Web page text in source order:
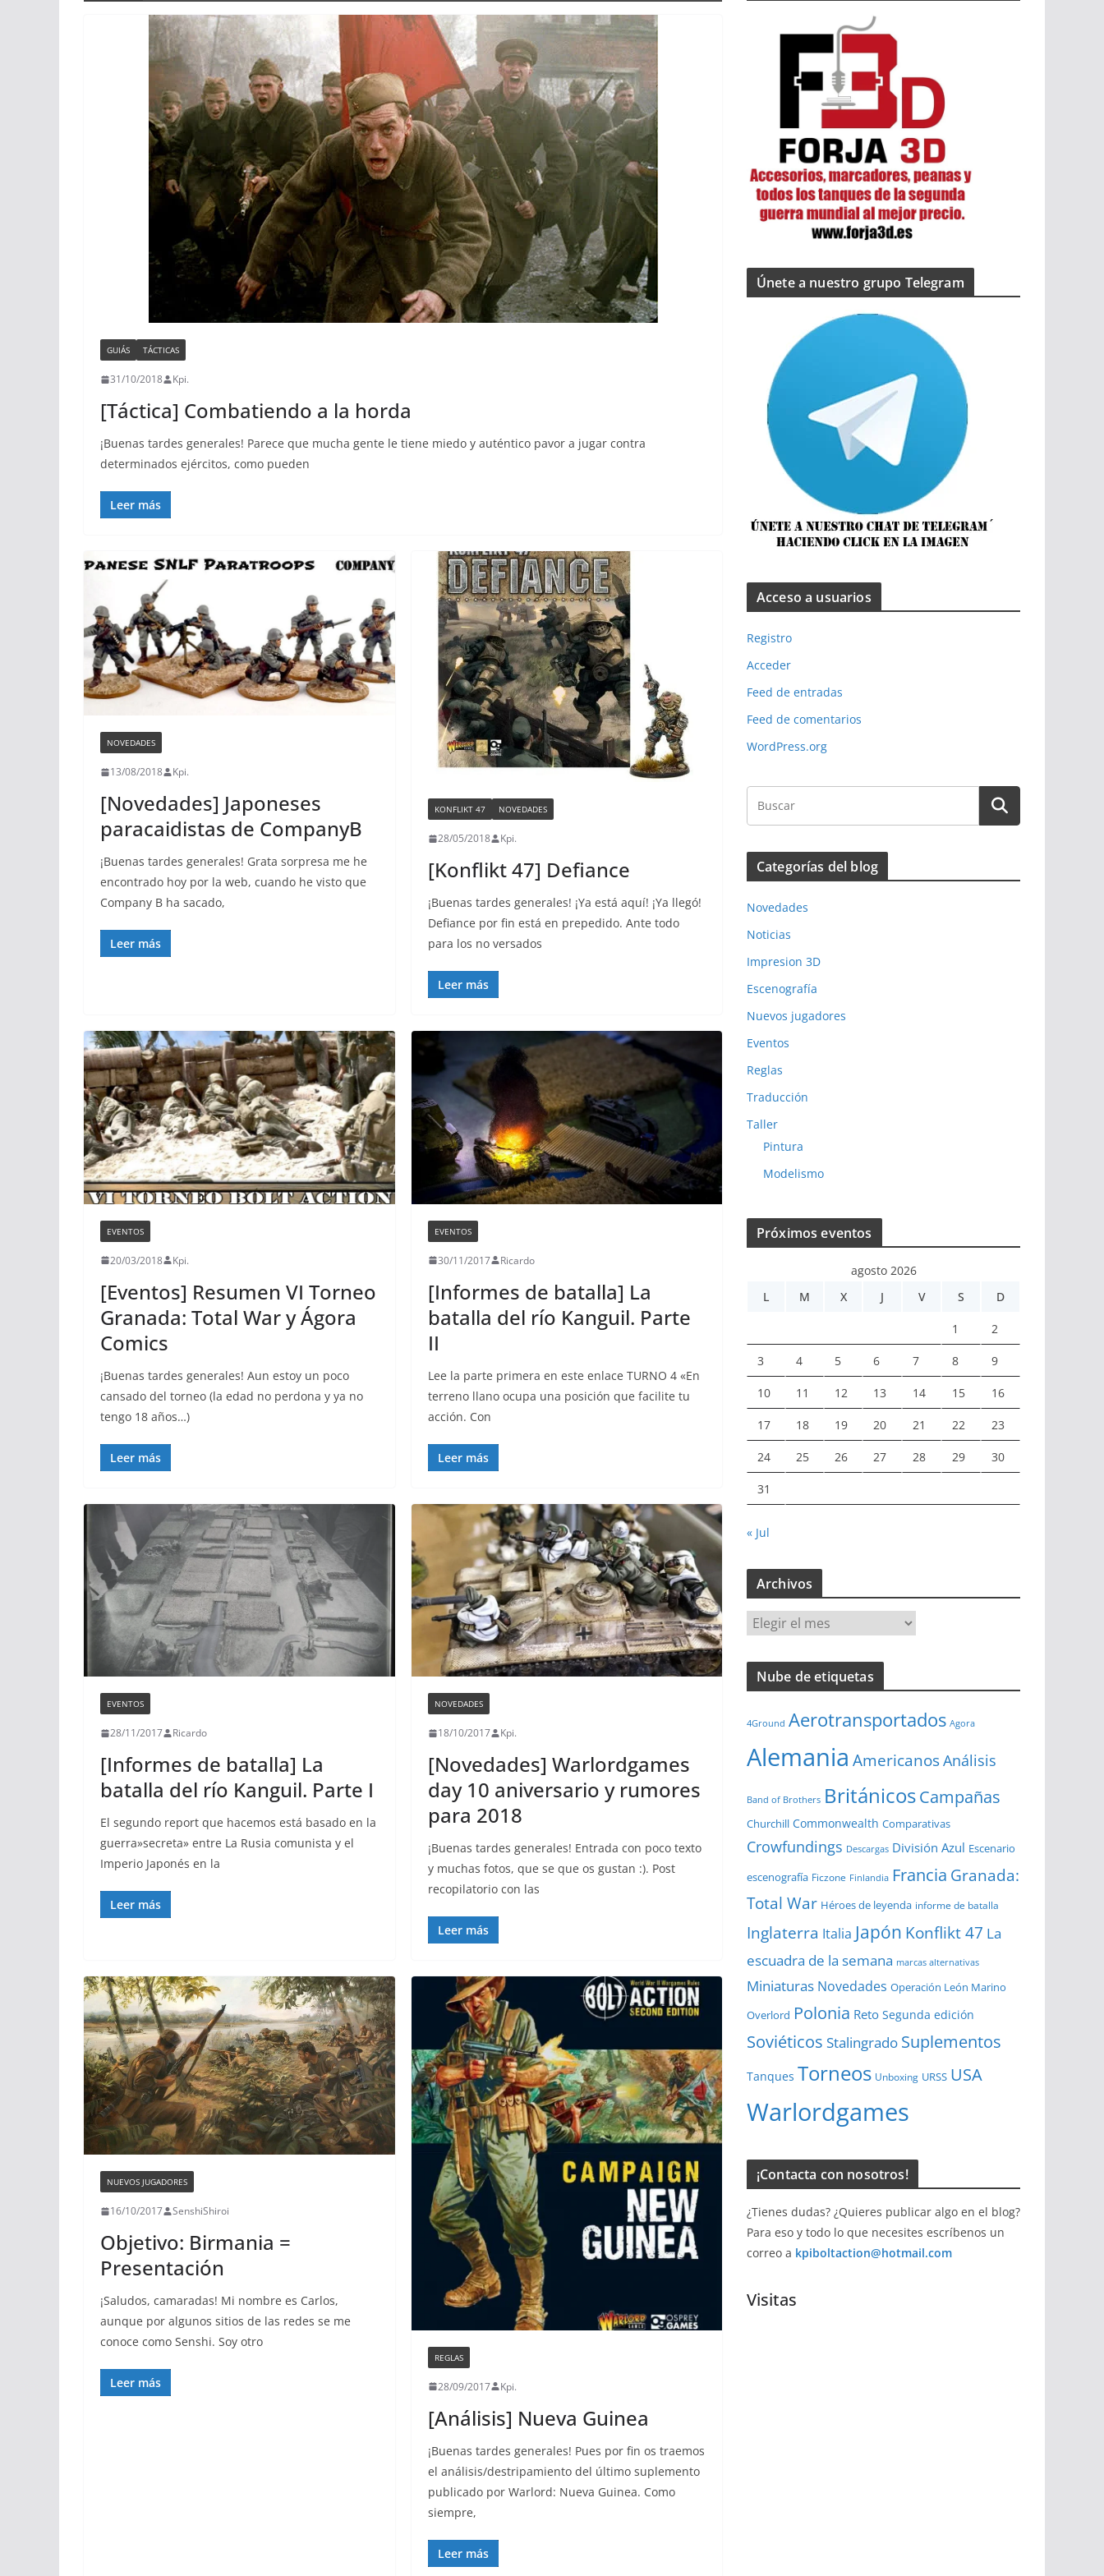
GUIÁS TÁCTICAS
31/10/2018 Kpi.
[Táctica] Combatiendo a la horda
¡Buenas tardes generales! Parece que mucha gente le tiene miedo y auténtico pavor a jugar contra
determinados ejércitos, como pueden
Leer más
NOVEDADES
13/08/2018 Kpi.
[Novedades] Japoneses
paracaidistas de CompanyB
¡Buenas tardes generales! Grata sorpresa me he
encontrado hoy por la web, cuando he visto que
Company B ha sacado,
Leer más
KONFLIKT 47 NOVEDADES
28/05/2018 Kpi.
[Konflikt 47] Defiance
¡Buenas tardes generales! ¡Ya está aquí! ¡Ya llegó!
Defiance por fin está en prepedido. Ante todo
para los no versados
Leer más
EVENTOS
20/03/2018 Kpi.
[Eventos] Resumen VI Torneo
Granada: Total War y Ágora
Comics
¡Buenas tardes generales! Aun estoy un poco
cansado del torneo (la edad no perdona y ya no
tengo 18 años…)
Leer más
EVENTOS
30/11/2017 Ricardo
[Informes de batalla] La
batalla del río Kanguil. Parte
II
Lee la parte primera en este enlace TURNO 4 «En
terreno llano ocupa una posición que facilite tu
acción. Con
Leer más
EVENTOS
28/11/2017 Ricardo
[Informes de batalla] La
batalla del río Kanguil. Parte I
El segundo report que hacemos está basado en la
guerra»secreta» entre La Rusia comunista y el
Imperio Japonés en la
Leer más
NOVEDADES
18/10/2017 Kpi.
[Novedades] Warlordgames
day 10 aniversario y rumores
para 2018
¡Buenas tardes generales! Entrada con poco texto
y muchas fotos, que se que os gustan :). Post
recopilatorio con las
Leer más
NUEVOS JUGADORES
16/10/2017 SenshiShiroi
Objetivo: Birmania =
Presentación
¡Saludos, camaradas! Mi nombre es Carlos,
aunque por algunos sitios de las redes se me
conoce como Senshi. Soy otro
Leer más
REGLAS
28/09/2017 Kpi.
[Análisis] Nueva Guinea
¡Buenas tardes generales! Pues por fin os traemos
el análisis/destripamiento del último suplemento
publicado por Warlord: Nueva Guinea. Como
siempre,
Leer más
Únete a nuestro grupo Telegram
Acceso a usuarios
Registro
Acceder
Feed de entradas
Feed de comentarios
WordPress.org
Categorías del blog
Novedades
Noticias
Impresion 3D
Escenografía
Nuevos jugadores
Eventos
Reglas
Traducción
Taller
Pintura
Modelismo
Próximos eventos
agosto 2026
L
M X J V S D
1 2
3 4 5 6 7 8 9
10 11 12 13 14 15 16
17 18 19 20 21 22 23
24 25 26 27 28 29 30
31
« Jul
Archivos
c
v
s
Nube de etiquetas
4Ground Aerotransportados Agora
Alemania AmericanosAnálisis
Band of Brothers BritánicosCampañas
Churchill Commonwealth Comparativas
Crowfundings Descargas División Azul Escenario
escenografía Ficzone Finlandia Francia Granada:
Total War Héroes de leyenda informe de batalla
Inglaterra Italia Japón Konflikt 47 La
escuadra de la semana marcas alternativas
Miniaturas Novedades Operación León Marino
Overlord Polonia Reto Segunda edición
Soviéticos Stalingrado Suplementos
Tanques Torneos Unboxing URSS USA
Warlordgames
¡Contacta con nosotros!
¿Tienes dudas? ¿Quieres publicar algo en el blog?
Para eso y todo lo que necesites escríbenos un
correo a kpiboltaction@hotmail.com
Visitas